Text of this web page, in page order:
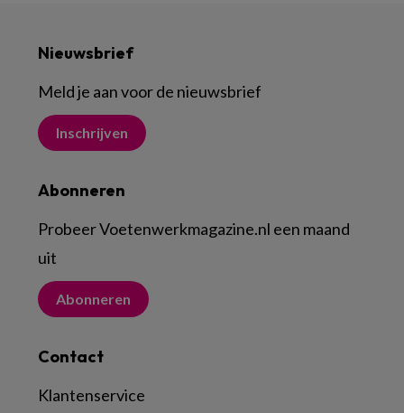
Nieuwsbrief
Meld je aan voor de nieuwsbrief
Inschrijven
Abonneren
Probeer Voetenwerkmagazine.nl een maand
uit
Abonneren
Contact
Klantenservice